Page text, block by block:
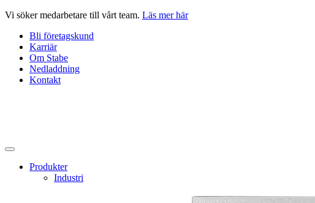
Hoppa
innehåll
Vi söker medarbetare till vårt team. Läs mer här
Bli företagskund
Karriär
Om Stabe
Nedladdning
Kontakt
Produkter
Industri